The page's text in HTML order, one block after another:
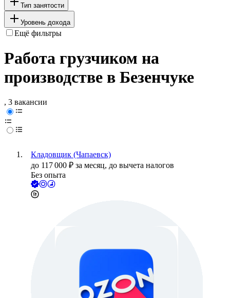
Тип занятости
Уровень дохода
Ещё фильтры
Работа грузчиком на
производстве в Безенчуке
, 3 вакансии
Кладовщик (Чапаевск)
до 117 000 ₽ за месяц, до вычета налогов
Без опыта